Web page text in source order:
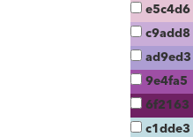
e5c4d6
c9add8
ad9ed3
9e4fa5
6f2163
c1dde3